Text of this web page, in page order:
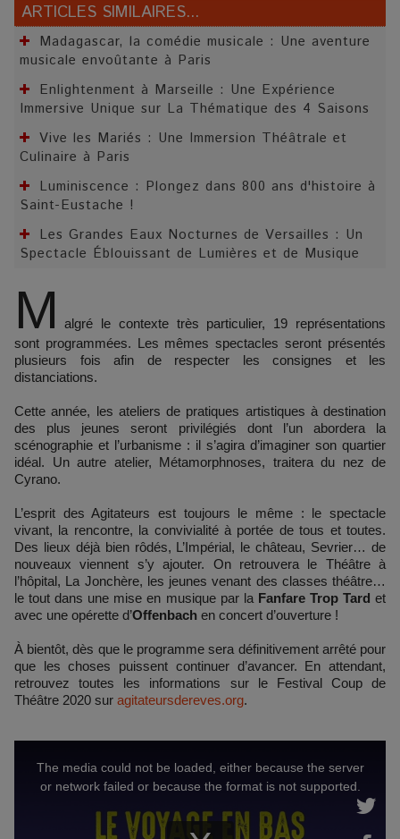
ARTICLES SIMILAIRES...
Madagascar, la comédie musicale : Une aventure
musicale envoûtante à Paris
Enlightenment à Marseille : Une Expérience
Immersive Unique sur La Thématique des 4 Saisons
Vive les Mariés : Une Immersion Théâtrale et
Culinaire à Paris
Luminiscence : Plongez dans 800 ans d'histoire à
Saint-Eustache !
Les Grandes Eaux Nocturnes de Versailles : Un
Spectacle Éblouissant de Lumières et de Musique
M
algré le contexte très particulier, 19 représentations
sont programmées. Les mêmes spectacles seront présentés
plusieurs fois afin de respecter les consignes et les
distanciations.
Cette année, les ateliers de pratiques artistiques à destination
des plus jeunes seront privilégiés dont l’un abordera la
scénographie et l’urbanisme : il s’agira d’imaginer son quartier
idéal. Un autre atelier, Métamorphnoses, traitera du nez de
Cyrano.
L’esprit des Agitateurs est toujours le même : le spectacle
vivant, la rencontre, la convivialité à portée de tous et toutes.
Des lieux déjà bien rôdés, L’Impérial, le château, Sevrier… de
nouveaux viennent s’y ajouter. On retrouvera le Théâtre à
l’hôpital, La Jonchère, les jeunes venant des classes théâtre…
le tout dans une mise en musique par la Fanfare Trop Tard et
avec une opérette d’Offenbach en concert d’ouverture !
À bientôt, dès que le programme sera définitivement arrêté pour
que les choses puissent continuer d’avancer. En attendant,
retrouvez toutes les informations sur le Festival Coup de
Théâtre 2020 sur agitateursdereves.org.